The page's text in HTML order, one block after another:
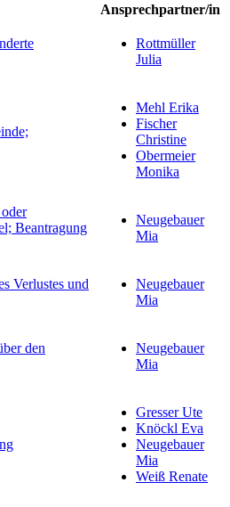
Ansprechpartner/in
Rottmüller
Julia
Mehl Erika
Fischer
Christine
Obermeier
Monika
Beantragung
Neugebauer
Mia
Verlustes und
Neugebauer
Mia
den
Neugebauer
Mia
Gresser Ute
Knöckl Eva
Neugebauer
Mia
Weiß Renate